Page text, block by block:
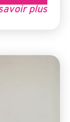
plus